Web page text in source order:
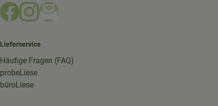
Externer Link zu https://www.facebook.com/
Externer Link zu https://www.instagram.com/
Externer Link zu https://mailchi.mp/
Lieferservice
Häufige Fragen (FAQ)
probeLiese
büroLiese